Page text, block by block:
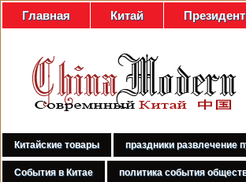
Главная Китай
Китайские товары праздники развлечение
События в Китае политика события